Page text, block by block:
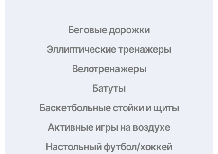
Беговые дорожки
Эллиптические тренажеры
Велотренажеры
Батуты
Баскетбольные стойки и щиты
Активные игры на воздухе
Настольный футбол/хоккей